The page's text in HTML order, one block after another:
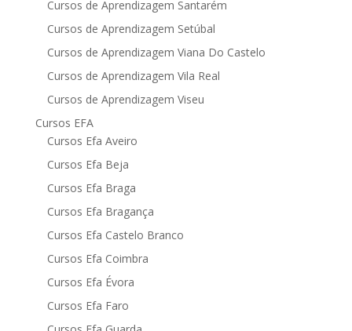
Cursos de Aprendizagem Santarém
Cursos de Aprendizagem Setúbal
Cursos de Aprendizagem Viana Do Castelo
Cursos de Aprendizagem Vila Real
Cursos de Aprendizagem Viseu
Cursos EFA
Cursos Efa Aveiro
Cursos Efa Beja
Cursos Efa Braga
Cursos Efa Bragança
Cursos Efa Castelo Branco
Cursos Efa Coimbra
Cursos Efa Évora
Cursos Efa Faro